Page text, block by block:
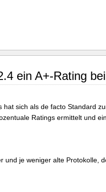
ein A+-Rating
hat sich als de facto Standard
Ratings ermittelt und
und je weniger alte Protokolle,